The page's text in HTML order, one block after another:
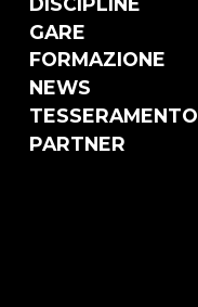
GARE
FORMAZIONE
NEWS
TESSERAMENTO
PARTNER